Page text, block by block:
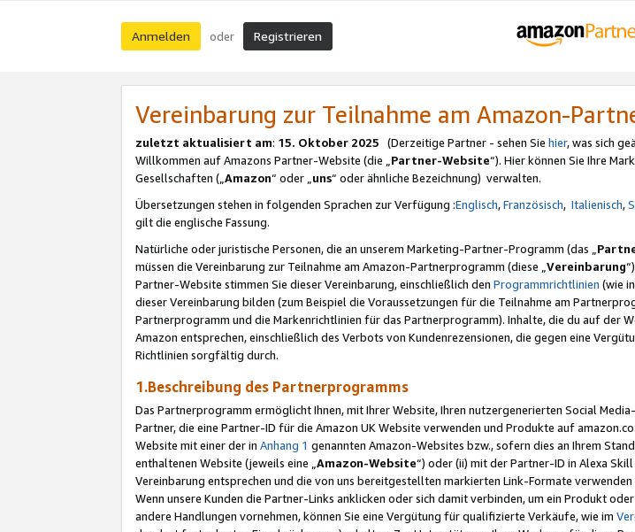
Anmelden oder Registrieren
Vereinbarung zur Teilnahme am Amazon-
zuletzt aktualisiert am: 15. Oktober 2025 (Derzeitige Partner - sehen Sie hier, was sich
Willkommen auf Amazons Partner-Website (die „Partner-Website“). Hier können Sie Ihre
Gesellschaften („Amazon“ oder „uns“ oder ähnliche Bezeichnung) verwalten.
Übersetzungen stehen in folgenden Sprachen zur Verfügung :Englisch,Französisch, Italienisch,
gilt die englische Fassung.
Natürliche oder juristische Personen, die an unserem Marketing-Partner-Programm (das „
müssen die Vereinbarung zur Teilnahme am Amazon-Partnerprogramm (diese „Vereinbarung
Partner-Website stimmen Sie dieser Vereinbarung, einschließlich den Programmrichtlinien (wie
dieser Vereinbarung bilden (zum Beispiel die Voraussetzungen für die Teilnahme am
Partnerprogramm und die Markenrichtlinien für das Partnerprogramm). Inhalte, die du auf der
Amazon entsprechen, einschließlich des Verbots von Kundenrezensionen, die gegen eine
Richtlinien sorgfältig durch.
1.Beschreibung des Partnerprogramms
Das Partnerprogramm ermöglicht Ihnen, mit Ihrer Website, Ihren nutzergenerierten Social
Partner, die eine Partner-ID für die Amazon UK Website verwenden und Produkte auf
Website mit einer der in Anhang 1 genannten Amazon-Websites bzw., sofern dies an Ihrem
enthaltenen Website (jeweils eine „ Amazon-Website“) oder (ii) mit der Partner-ID in Alexa
Vereinbarung entsprechen und die von uns bereitgestellten markierten Link-Formate verwenden
Wenn unsere Kunden die Partner-Links anklicken oder sich damit verbinden, um ein Produkt
andere Handlungen vornehmen, können Sie eine Vergütung für qualifizierte Verkäufe, wie im